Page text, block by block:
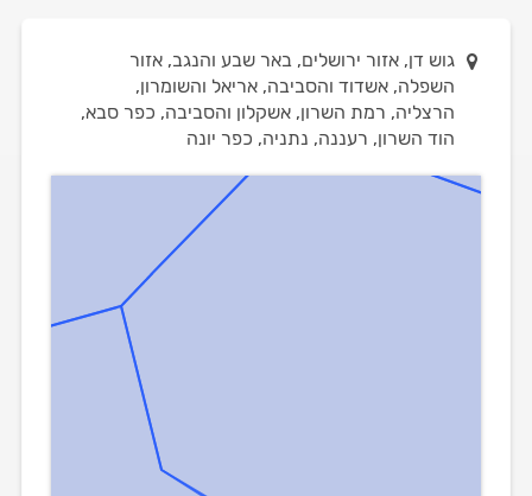
גוש דן, אזור ירושלים, באר שבע והנגב, אזור
השפלה, אשדוד והסביבה, אריאל והשומרון,
הרצליה, רמת השרון, אשקלון והסביבה, כפר סבא,
הוד השרון, רעננה, נתניה, כפר יונה